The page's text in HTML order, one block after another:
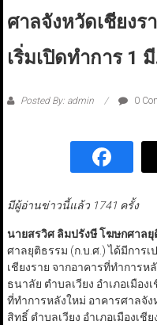
ศาลจังหวัดเชียงร
เริ่มเปิดทำการ 1
Posted By: admin 0
มีผู้อ่านข่าวนี้แล้ว 1741 ครั้ง
นายสรวิศ ลิมปรังษี โฆษกศาลยุ
ศาลยุติธรรม (ก.บ.ศ.) ได้มีการ
เชียงราย จากอาคารที่ทำการห
ธนาลัย ตำบลเวียง อำเภอเมือง
ที่ทำการหลังใหม่ อาคารศาลจัง
สิทธิ์ ตำบลเวียง อำเภอเมืองเชี